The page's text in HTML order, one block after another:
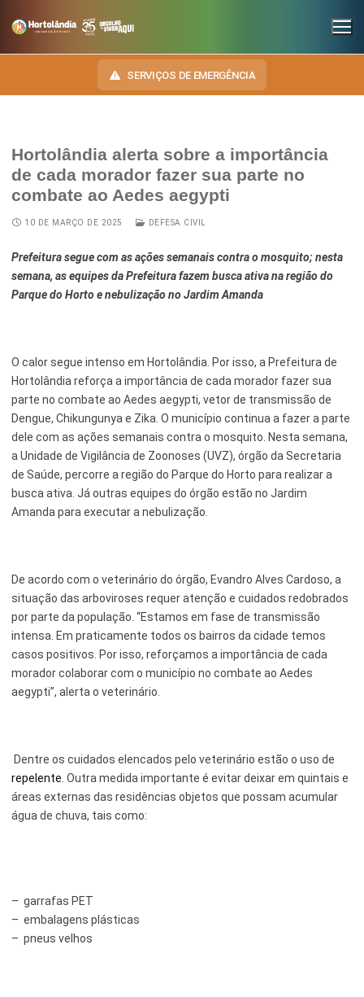
SERVIÇOS DE EMERGÊNCIA
INSTITUCIONAL
SECRETARIAS
Administração e Gestão de Pessoal
Assuntos Jurídicos
Cultura
Educação, Ciência e Tecnologia
Esporte e Lazer
Finanças
Governo
Habitação
Inclusão e Desenvolvimento Social
Mobilidade Urbana
Obras
Planejamento Urbano e Gestão Estratégica
Saúde
Serviços Urbanos
Tecnologia e Inovação
NOSSA CIDADE
HINO, BRASÃO E BANDEIRA
Autoridades do Município
Telefones Úteis
Notícias Anteriores a 2024
TRANSPARÊNCIA
OUVIDORIA
Hortolândia alerta sobre a importância
de cada morador fazer sua parte no
combate ao Aedes aegypti
10 DE MARÇO DE 2025 DEFESA CIVIL
Prefeitura segue com as ações semanais contra o mosquito; nesta
semana, as equipes da Prefeitura fazem busca ativa na região do
Parque do Horto e nebulização no Jardim Amanda
O calor segue intenso em Hortolândia. Por isso, a Prefeitura de
Hortolândia reforça a importância de cada morador fazer sua
parte no combate ao Aedes aegypti, vetor de transmissão de
Dengue, Chikungunya e Zika. O município continua a fazer a parte
dele com as ações semanais contra o mosquito. Nesta semana,
a Unidade de Vigilância de Zoonoses (UVZ), órgão da Secretaria
de Saúde, percorre a região do Parque do Horto para realizar a
busca ativa. Já outras equipes do órgão estão no Jardim
Amanda para executar a nebulização.
De acordo com o veterinário do órgão, Evandro Alves Cardoso, a
situação das arboviroses requer atenção e cuidados redobrados
por parte da população. “Estamos em fase de transmissão
intensa. Em praticamente todos os bairros da cidade temos
casos positivos. Por isso, reforçamos a importância de cada
morador colaborar com o município no combate ao Aedes
aegypti”, alerta o veterinário.
Dentre os cuidados elencados pelo veterinário estão o uso de
repelente . Outra medida importante é evitar deixar em quintais e
áreas externas das residências objetos que possam acumular
água de chuva, tais como:
– garrafas PET
– embalagens plásticas
– pneus velhos